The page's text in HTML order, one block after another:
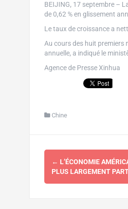
BEIJING, 17 septembre –
de 0,62 % en glissement
Le taux de croissance a
Au cours des huit premiers
annuelle, a indiqué le
Agence de Presse Xinhua
Chine
Navigation
d'article
← L’ÉCONOMIE
PLUS LARGEMENT